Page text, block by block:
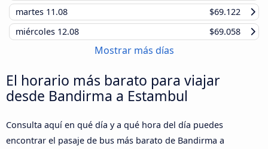
martes 11.08
$69.122
miércoles 12.08 $69.058
Mostrar más días
El horario más barato para viajar
desde Bandirma a Estambul
Consulta aquí en qué día y a qué hora del día puedes
encontrar el pasaje de bus más barato de Bandirma a